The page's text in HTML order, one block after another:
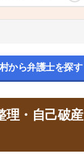
から弁護士を探す
理・自己破